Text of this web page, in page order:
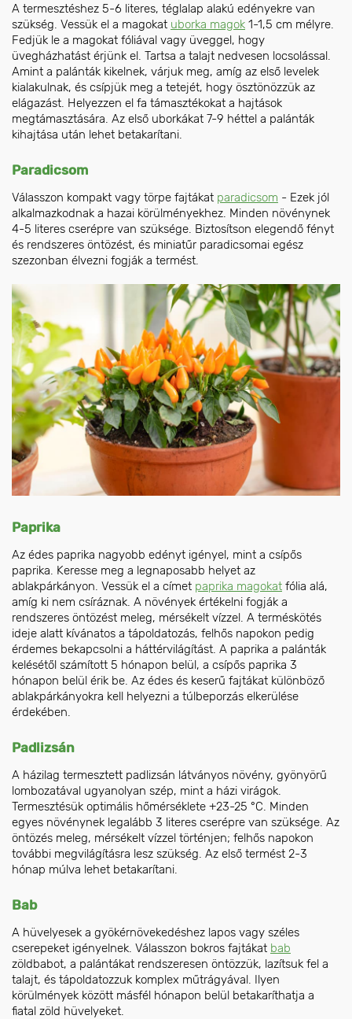
A termesztéshez 5-6 literes, téglalap alakú edényekre van
szükség. Vessük el a magokat uborka magok 1-1,5 cm mélyre.
Fedjük le a magokat fóliával vagy üveggel, hogy
üvegházhatást érjünk el. Tartsa a talajt nedvesen locsolással.
Amint a palánták kikelnek, várjuk meg, amíg az első levelek
kialakulnak, és csípjük meg a tetejét, hogy ösztönözzük az
elágazást. Helyezzen el fa támasztékokat a hajtások
megtámasztására. Az első uborkákat 7-9 héttel a palánták
kihajtása után lehet betakarítani.
Paradicsom
Válasszon kompakt vagy törpe fajtákat paradicsom - Ezek jól
alkalmazkodnak a hazai körülményekhez. Minden növénynek
4-5 literes cserépre van szüksége. Biztosítson elegendő fényt
és rendszeres öntözést, és miniatűr paradicsomai egész
szezonban élvezni fogják a termést.
Paprika
Az édes paprika nagyobb edényt igényel, mint a csípős
paprika. Keresse meg a legnaposabb helyet az
ablakpárkányon. Vessük el a címet paprika magokat fólia alá,
amíg ki nem csíráznak. A növények értékelni fogják a
rendszeres öntözést meleg, mérsékelt vízzel. A terméskötés
ideje alatt kívánatos a tápoldatozás, felhős napokon pedig
érdemes bekapcsolni a háttérvilágítást. A paprika a palánták
kelésétől számított 5 hónapon belül, a csípős paprika 3
hónapon belül érik be. Az édes és keserű fajtákat különböző
ablakpárkányokra kell helyezni a túlbeporzás elkerülése
érdekében.
Padlizsán
A házilag termesztett padlizsán látványos növény, gyönyörű
lombozatával ugyanolyan szép, mint a házi virágok.
Termesztésük optimális hőmérséklete +23-25 °C. Minden
egyes növénynek legalább 3 literes cserépre van szüksége. Az
öntözés meleg, mérsékelt vízzel történjen; felhős napokon
további megvilágításra lesz szükség. Az első termést 2-3
hónap múlva lehet betakarítani.
Bab
A hüvelyesek a gyökérnövekedéshez lapos vagy széles
cserepeket igényelnek. Válasszon bokros fajtákat bab
zöldbabot, a palántákat rendszeresen öntözzük, lazítsuk fel a
talajt, és tápoldatozzuk komplex műtrágyával. Ilyen
körülmények között másfél hónapon belül betakaríthatja a
fiatal zöld hüvelyeket.